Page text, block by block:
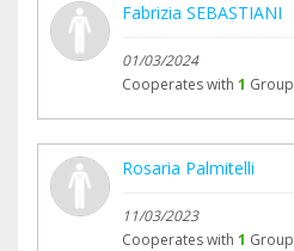
Fabrizia SEBASTIANI
01/03/2024
Cooperates with 1 Group
Rosaria Palmitelli
11/03/2023
Cooperates with 1 Group